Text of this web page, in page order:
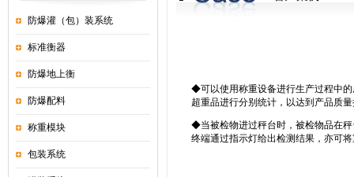
防爆灌（包）装系统
标准衡器
防爆地上衡
防爆配料
称重模块
包装系统
◆可以使用称重设备进行生产过程中
超重品进行分别统计，以达到产品质
◆当被检物进过秤台时，被检物品在
终端通过指示灯给出检测结果，亦可